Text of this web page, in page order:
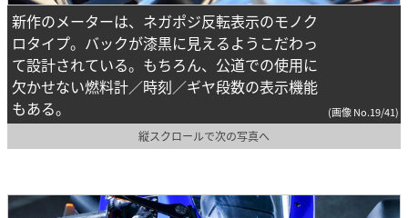
新作のメーターは、ネガポジ反転表示のモノク
ロタイプ。バックが漆黒に見えるようこだわっ
て設計されている。もちろん、公道での使用に
欠かせない燃料計／時刻／ギヤ段数の表示機能
もある。
(画像 No.19/41)
縦スクロールで次の写真へ